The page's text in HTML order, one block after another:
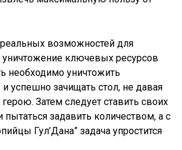
возможностей для
уничтожение ключевых ресурсов
необходимо уничтожить
успешно зачищать стол, не давая
Затем следует ставить своих
пытаться задавить количеством, а с
Гул’Дана” задача упростится